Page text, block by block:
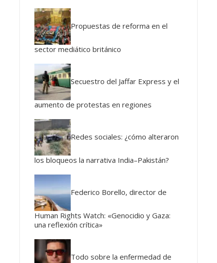
Propuestas de reforma en el
sector mediático británico
Secuestro del Jaffar Express y el
aumento de protestas en regiones
Redes sociales: ¿cómo alteraron
los bloqueos la narrativa India–Pakistán?
Federico Borello, director de
Human Rights Watch: «Genocidio y Gaza:
una reflexión crítica»
Todo sobre la enfermedad de